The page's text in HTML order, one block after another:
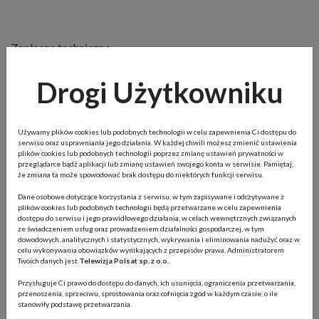
Zaplecze techniczne
Posiadam stację czołową, jakie urządzenie należy
wybrać?
Jak podłączyć sygnał w hotelu/szpitalu/salonach
fitness, jeżeli nie ma stacji czołowej?
Konto użytkownika
Rejestracja Konta użytkownika
Czy mogę zawrzeć Umowę bez założenia Konta
użytkownika?
Drogi Użytkowniku
Używamy plików cookies lub podobnych technologii w celu zapewnienia Ci dostępu do
serwisu oraz usprawniania jego działania. W każdej chwili możesz zmienić ustawienia
plików cookies lub podobnych technologii poprzez zmianę ustawień prywatności w
przeglądarce bądź aplikacji lub zmianę ustawień swojego konta w serwisie. Pamiętaj,
że zmiana ta może spowodować brak dostępu do niektórych funkcji serwisu.
Dane osobowe dotyczące korzystania z serwisu, w tym zapisywane i odczytywane z
plików cookies lub podobnych technologii będą przetwarzane w celu zapewnienia
dostępu do serwisu i jego prawidłowego działania, w celach wewnętrznych związanych
ze świadczeniem usług oraz prowadzeniem działalności gospodarczej, w tym
dowodowych, analitycznych i statystycznych, wykrywania i eliminowania nadużyć oraz w
celu wykonywania obowiązków wynikających z przepisów prawa. Administratorem
Twoich danych jest Telewizja Polsat sp. z o.o.
Przysługuje Ci prawo do dostępu do danych, ich usunięcia, ograniczenia przetwarzania,
przenoszenia, sprzeciwu, sprostowania oraz cofnięcia zgód w każdym czasie, o ile
stanowiły podstawę przetwarzania.